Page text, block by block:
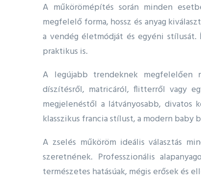
A műkörömépítés során minden
megfelelő forma, hossz és anyag
a vendég életmódját és egyéni stílusát.
praktikus is.
A legújabb trendeknek megfelelően
díszítésről, matricáról, flitterről vagy
megjelenéstől a látványosabb, divatos
klasszikus francia stílust, a modern baby
A zselés műköröm ideális választás
szeretnének. Professzionális
természetes hatásúak, mégis erősek és